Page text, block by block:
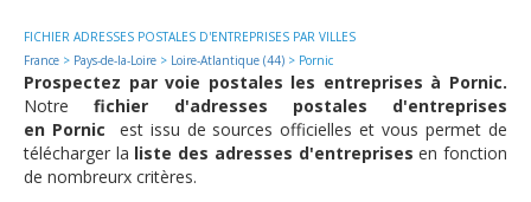
FICHIER ADRESSES POSTALES D'ENTREPRISES PAR VILLES
France > Pays-de-la-Loire > Loire-Atlantique (44) > Pornic
Prospectez par voie postales les entreprises à Pornic.
Notrefichier d'adresses postales d'entreprises
en Pornic
est issu de sources officielles et vous permet de
télécharger la liste des adresses d'entreprises en fonction
de nombreurx critères.